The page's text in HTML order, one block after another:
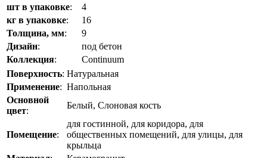
шт в упаковке:
4
кг в упаковке:
16
Толщина, мм:
9
Дизайн:
под бетон
Коллекция:
Continuum
Поверхность: Натуральная
Применение: Напольная
Основной
цвет:
Белый, Слоновая кость
Помещение:
для гостинной, для коридора, для
общественных помещений, для улицы, для
крыльца